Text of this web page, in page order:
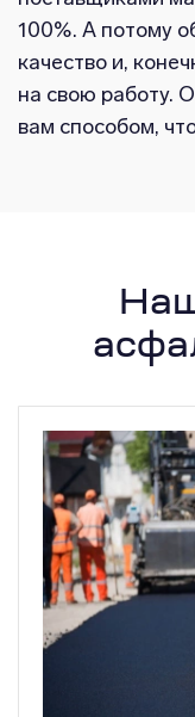
100%. А потому
качество и,
на свою работу.
вам способом,